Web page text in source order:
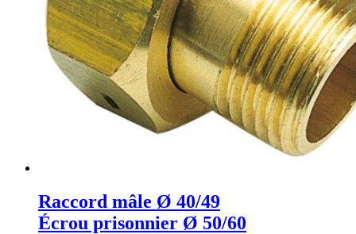
Raccord mâle Ø 40/49
Écrou prisonnier Ø 50/60